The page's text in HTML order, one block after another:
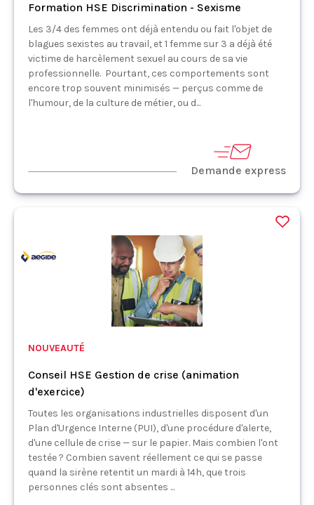
Formation HSE Discrimination - Sexisme
Les 3/4 des femmes ont déjà entendu ou fait l'objet de
blagues sexistes au travail, et 1 femme sur 3 a déjà été
victime de harcèlement sexuel au cours de sa vie
professionnelle. Pourtant, ces comportements sont
encore trop souvent minimisés — perçus comme de
l'humour, de la culture de métier, ou d...
Demande express
NOUVEAUTÉ
Conseil HSE Gestion de crise (animation
d'exercice)
Toutes les organisations industrielles disposent d'un
Plan d'Urgence Interne (PUI), d'une procédure d'alerte,
d'une cellule de crise — sur le papier. Mais combien l'ont
testée ? Combien savent réellement ce qui se passe
quand la sirène retentit un mardi à 14h, que trois
personnes clés sont absentes ...